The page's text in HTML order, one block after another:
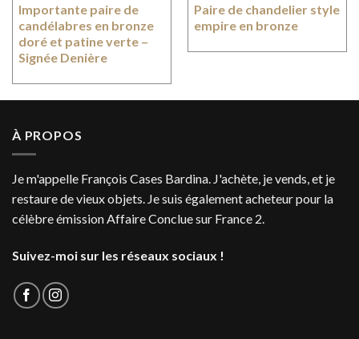
Importante paire de
candélabres en bronze
doré et patine verte –
Signée Denière
Paire de chandelier style
empire en bronze
À PROPOS
Je m'appelle François Cases Bardina. J'achète, je vends, et je
restaure de vieux objets. Je suis également acheteur pour la
célèbre émission Affaire Conclue sur France 2.
Suivez-moi sur les réseaux sociaux !